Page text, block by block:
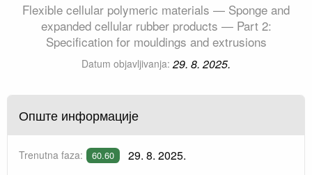
Flexible cellular polymeric materials — Sponge and
expanded cellular rubber products — Part 2:
Specification for mouldings and extrusions
Datum objavljivanja: 29. 8. 2025.
Опште информације
Trenutna faza: 60.60 29. 8. 2025.